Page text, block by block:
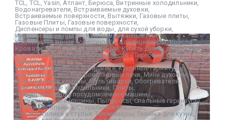
TCL
TCL ,Yasin Атлант ,Бирюса ,Витринные холодильники ,
Водонагреватели Встраиваемые духовки
Встраиваемые поверхности Вытяжки Газовые плиты
Газовые Плиты Газовые поверхности
Диспенсеры и помпы для воды
для сухой уборки
Индукционные плиты,Комбинированные плиты,
Комбинированные поверхности,Кондиционеры,Кресла,
Кровати,Кровати двухъярусные,Купить Диван в Бишкеке,
Купить Мебель в Бишкеке недорого - Торговый Центр
Табылга,
Купить Холодильник в Бишкеке,Кухонные гарнитуры,
Кухонные уголки,Микроволновые печи , Мини духовки,
Морозильные камеры ,Мультиварки,Обогреватели ,
Однокамерные холодильники Плиты
Полноразмерные посудомоечные машины,
Посудомоечные машины Пылесосы,Спальные гарнитуры,
Стенки мебельные Стиральные Машины,
Столы столики и стулья ,Телевизоры Техника для кухни